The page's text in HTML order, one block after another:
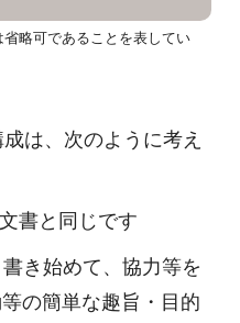
略可であることを表してい
は、次のように考え
書と同じです
き始めて、協力等を
の簡単な趣旨・目的